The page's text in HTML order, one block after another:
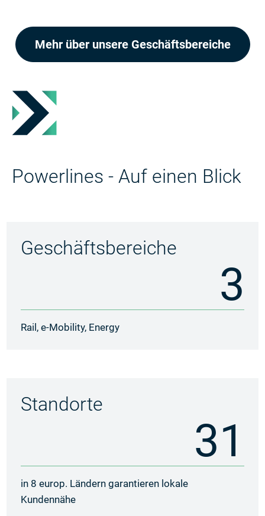
Mehr über unsere Geschäftsbereiche
Powerlines - Auf einen Blick
3
Geschäftsbereiche
Rail, e-Mobility, Energy
31
Standorte
in 8 europ. Ländern garantieren lokale
Kundennähe